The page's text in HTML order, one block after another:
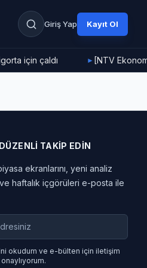
Giriş Yap Kayıt Ol
için çaldı ► [NTV
TAKIP EDIN
ekranlarını, yeni analiz
haftalık içgörüleri e-posta ile
okudum ve e-bülten için iletişim
onaylıyorum.